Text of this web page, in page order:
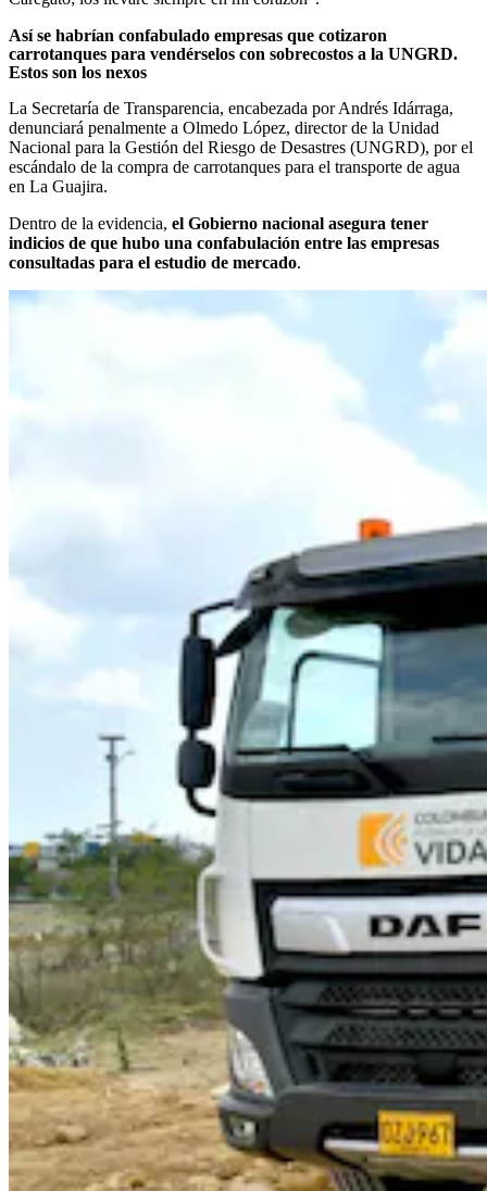
Así se habrían confabulado empresas que cotizaron
carrotanques para vendérselos con sobrecostos a la UNGRD.
Estos son los nexos
La Secretaría de Transparencia, encabezada por Andrés Idárraga,
denunciará penalmente a Olmedo López, director de la Unidad
Nacional para la Gestión del Riesgo de Desastres (UNGRD), por el
escándalo de la compra de carrotanques para el transporte de agua
en La Guajira.
Dentro de la evidencia, el Gobierno nacional asegura tener
indicios de que hubo una confabulación entre las empresas
consultadas para el estudio de mercado.